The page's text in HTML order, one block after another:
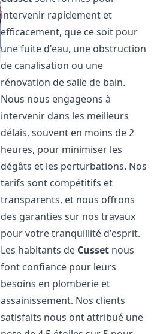
intervenir rapidement et
efficacement, que ce soit pour
une fuite d'eau, une obstruction
de canalisation ou une
rénovation de salle de bain.
Nous nous engageons à
intervenir dans les meilleurs
délais, souvent en moins de 2
heures, pour minimiser les
dégâts et les perturbations. Nos
tarifs sont compétitifs et
transparents, et nous offrons
des garanties sur nos travaux
pour votre tranquillité d'esprit.
Les habitants de Cusset nous
font confiance pour leurs
besoins en plomberie et
assainissement. Nos clients
satisfaits nous ont attribué une